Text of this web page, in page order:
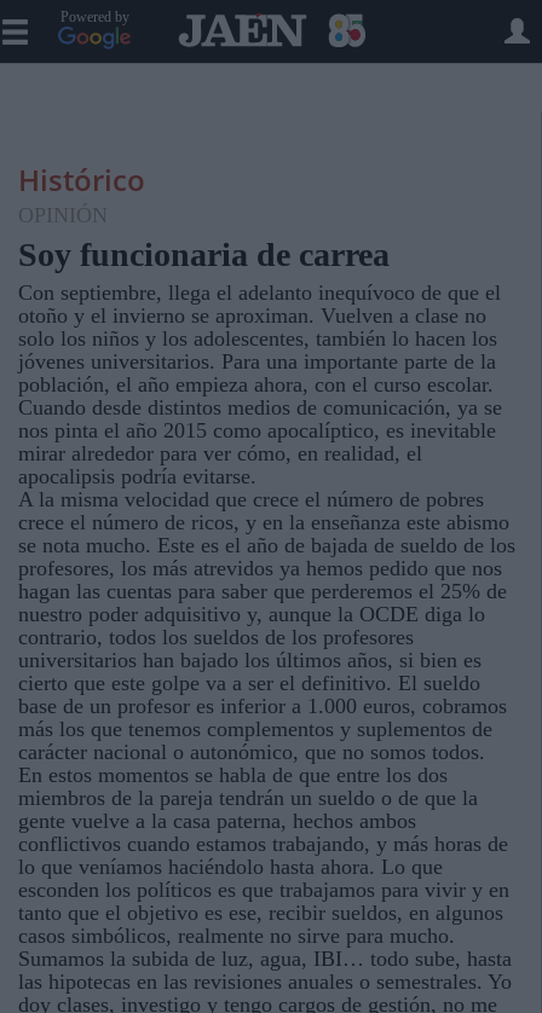
Powered by
Histórico
OPINIÓN
Soy funcionaria de carrea
Con septiembre, llega el adelanto inequívoco de que el
otoño y el invierno se aproximan. Vuelven a clase no
solo los niños y los adolescentes, también lo hacen los
jóvenes universitarios. Para una importante parte de la
población, el año empieza ahora, con el curso escolar.
Cuando desde distintos medios de comunicación, ya se
nos pinta el año 2015 como apocalíptico, es inevitable
mirar alrededor para ver cómo, en realidad, el
apocalipsis podría evitarse.
A la misma velocidad que crece el número de pobres
crece el número de ricos, y en la enseñanza este abismo
se nota mucho. Este es el año de bajada de sueldo de los
profesores, los más atrevidos ya hemos pedido que nos
hagan las cuentas para saber que perderemos el 25% de
nuestro poder adquisitivo y, aunque la OCDE diga lo
contrario, todos los sueldos de los profesores
universitarios han bajado los últimos años, si bien es
cierto que este golpe va a ser el definitivo. El sueldo
base de un profesor es inferior a 1.000 euros, cobramos
más los que tenemos complementos y suplementos de
carácter nacional o autonómico, que no somos todos.
En estos momentos se habla de que entre los dos
miembros de la pareja tendrán un sueldo o de que la
gente vuelve a la casa paterna, hechos ambos
conflictivos cuando estamos trabajando, y más horas de
lo que veníamos haciéndolo hasta ahora. Lo que
esconden los políticos es que trabajamos para vivir y en
tanto que el objetivo es ese, recibir sueldos, en algunos
casos simbólicos, realmente no sirve para mucho.
Sumamos la subida de luz, agua, IBI… todo sube, hasta
las hipotecas en las revisiones anuales o semestrales. Yo
doy clases, investigo y tengo cargos de gestión, no me